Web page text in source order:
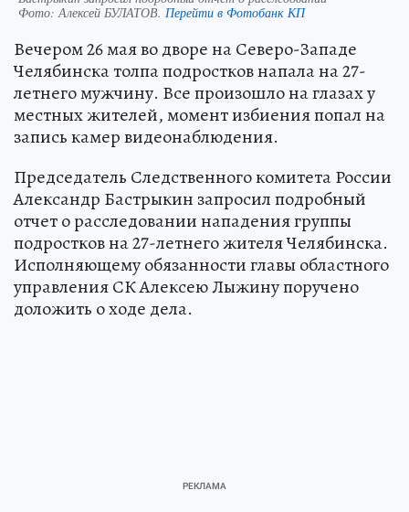
Фото: Алексей БУЛАТОВ. Перейти в Фотобанк КП
Вечером 26 мая во дворе на Северо-Западе
Челябинска толпа подростков напала на 27-
летнего мужчину. Все произошло на глазах у
местных жителей, момент избиения попал на
запись камер видеонаблюдения.
Председатель Следственного комитета России
Александр Бастрыкин запросил подробный
отчет о расследовании нападения группы
подростков на 27-летнего жителя Челябинска.
Исполняющему обязанности главы областного
управления СК Алексею Лыжину поручено
доложить о ходе дела.